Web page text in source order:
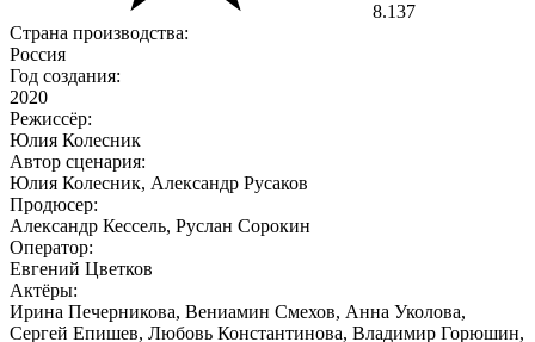
8.137
Страна производства:
Россия
Год создания:
2020
Режиссёр:
Юлия Колесник
Автор сценария:
Юлия Колесник, Александр Русаков
Продюсер:
Александр Кессель, Руслан Сорокин
Оператор:
Евгений Цветков
Актёры:
Ирина Печерникова, Вениамин Смехов, Анна Уколова,
Сергей Епишев, Любовь Константинова, Владимир Горюшин,